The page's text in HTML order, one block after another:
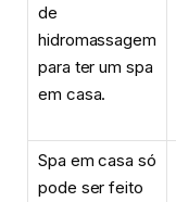
de
hidromassagem
para ter um spa
em casa.
Spa em casa só
pode ser feito